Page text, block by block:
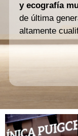
y ecografía
de última
altamente